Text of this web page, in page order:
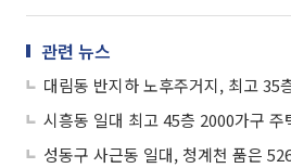
관련 뉴스